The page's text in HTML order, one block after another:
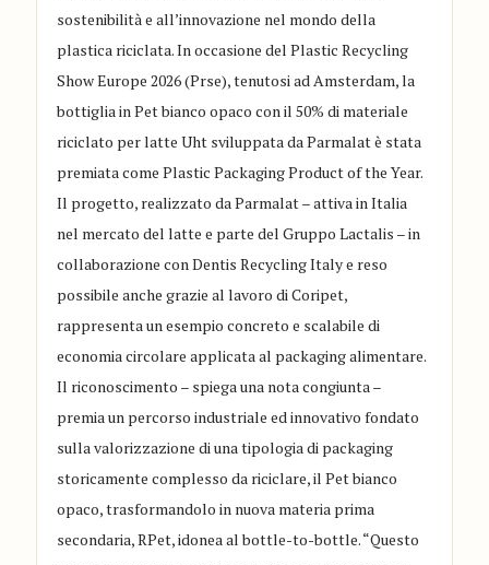
sostenibilità e all’innovazione nel mondo della
plastica riciclata. In occasione del Plastic Recycling
Show Europe 2026 (Prse), tenutosi ad Amsterdam, la
bottiglia in Pet bianco opaco con il 50% di materiale
riciclato per latte Uht sviluppata da Parmalat è stata
premiata come Plastic Packaging Product of the Year.
Il progetto, realizzato da Parmalat – attiva in Italia
nel mercato del latte e parte del Gruppo Lactalis – in
collaborazione con Dentis Recycling Italy e reso
possibile anche grazie al lavoro di Coripet,
rappresenta un esempio concreto e scalabile di
economia circolare applicata al packaging alimentare.
Il riconoscimento – spiega una nota congiunta –
premia un percorso industriale ed innovativo fondato
sulla valorizzazione di una tipologia di packaging
storicamente complesso da riciclare, il Pet bianco
opaco, trasformandolo in nuova materia prima
secondaria, RPet, idonea al bottle-to-bottle. “Questo